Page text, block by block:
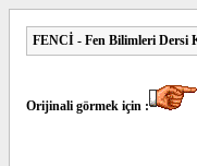
FENCİ - Fen Bilimleri Dersi
Orijinali görmek için :